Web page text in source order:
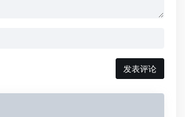
发表评论